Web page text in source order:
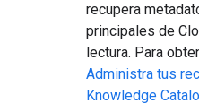
recupera
principales de
lectura. Para
Administra tus
Knowledge